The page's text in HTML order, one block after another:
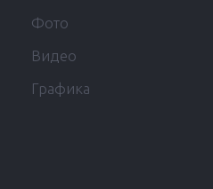
Фото
Видео
Графика